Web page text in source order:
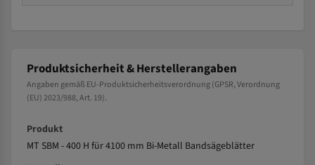
Produktsicherheit & Herstellerangaben
Angaben gemäß EU-Produktsicherheitsverordnung (GPSR, Verordnung
(EU) 2023/988, Art. 19).
Produkt
MT SBM - 400 H für 4100 mm Bi-Metall Bandsägeblätter